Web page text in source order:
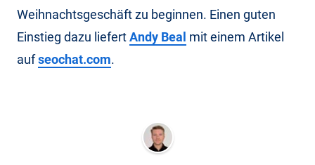
Weihnachtsgeschäft zu beginnen. Einen guten
Einstieg dazu liefertAndy Beal mit einem Artikel
aufseochat.com.